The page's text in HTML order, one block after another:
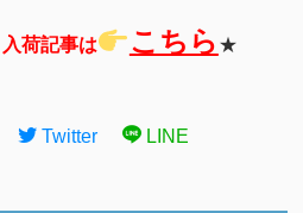
荷記事は こちら ★
Twitter LINE